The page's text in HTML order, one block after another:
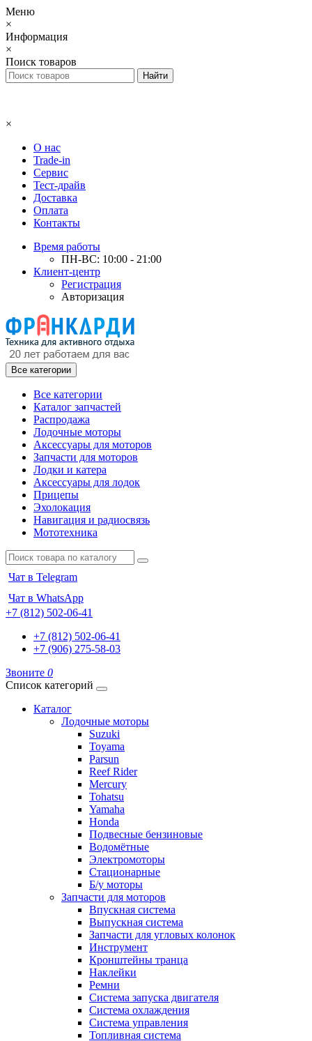
Меню
×
Информация
×
Поиск товаров
×
О нас
Trade-in
Сервис
Тест-драйв
Доставка
Оплата
Контакты
Время работы
ПН-ВС: 10:00 - 21:00
Клиент-центр
Регистрация
Авторизация
Все категории
Все категории
Каталог запчастей
Распродажа
Лодочные моторы
Аксессуары для моторов
Запчасти для моторов
Лодки и катера
Аксессуары для лодок
Прицепы
Эхолокация
Навигация и радиосвязь
Мототехника
Чат в Telegram
Чат в WhatsApp
+7 (812) 502-06-41
+7 (812) 502-06-41
+7 (906) 275-58-03
Звоните 0
Список категорий
Каталог
Лодочные моторы
Suzuki
Toyama
Parsun
Reef Rider
Mercury
Tohatsu
Yamaha
Honda
Подвесные бензиновые
Водомётные
Электромоторы
Стационарные
Б/у моторы
Запчасти для моторов
Впускная система
Выпускная система
Запчасти для угловых колонок
Инструмент
Кронштейны транца
Наклейки
Ремни
Система запуска двигателя
Система охлаждения
Система управления
Топливная система